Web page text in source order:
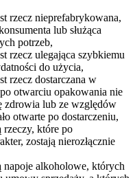
rzecz nieprefabrykowana,
lub służąca
potrzeb,
rzecz ulegająca szybkiemu
do użycia,
rzecz dostarczana w
otwarciu opakowania nie
zdrowia lub ze względów
otwarte po dostarczeniu,
rzeczy, które po
zostają nierozłącznie
napoje alkoholowe, których